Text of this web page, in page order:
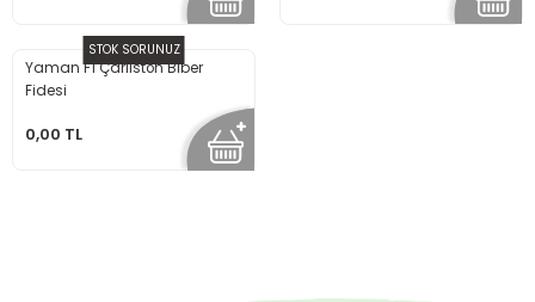
STOK SORUNUZ
Yaman F1 Çarliston Biber
Fidesi
0,00 TL